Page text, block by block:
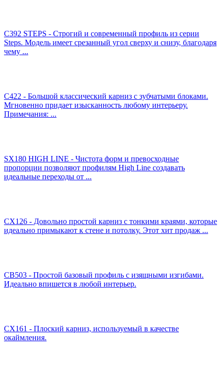
C392 STEPS - Строгий и современный профиль из серии
Steps. Модель имеет срезанный угол сверху и снизу, благодаря
чему ...
C422 - Большой классический карниз с зубчатыми блоками.
Мгновенно придает изысканность любому интерьеру.
Примечания: ...
SX180 HIGH LINE - Чистота форм и превосходные
пропорции позволяют профилям High Line создавать
идеальные переходы от ...
CX126 - Довольно простой карниз с тонкими краями, которые
идеально примыкают к стене и потолку. Этот хит продаж ...
CB503 - Простой базовый профиль с изящными изгибами.
Идеально впишется в любой интерьер.
CX161 - Плоский карниз, используемый в качестве
окаймления.